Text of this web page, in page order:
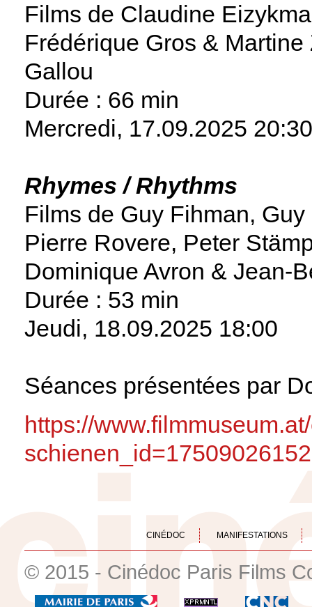
Films de Claudine
Frédérique Gros &
Gallou
Durée : 66 min
Mercredi, 17.09.2025 20:30
Rhymes / Rhythms
Films de Guy Fihman,
Pierre Rovere, Peter
Dominique Avron & Jean-
Durée : 53 min
Jeudi, 18.09.2025 18:00
Séances présentées par
https://
CINÉDOC MANIFESTATIONS
© 2015 - Cinédoc Paris Films